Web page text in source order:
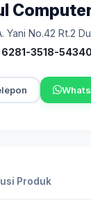
Yani No.42 Rt.2
6281-3518-54340
Produk